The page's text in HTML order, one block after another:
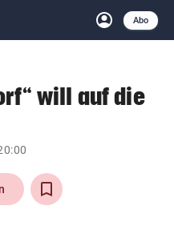
account_circle
Anmelden
Abo
close Schließen
arrow_right
will auf die